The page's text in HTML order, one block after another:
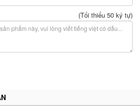
(Tối thiểu 50 ký tự)